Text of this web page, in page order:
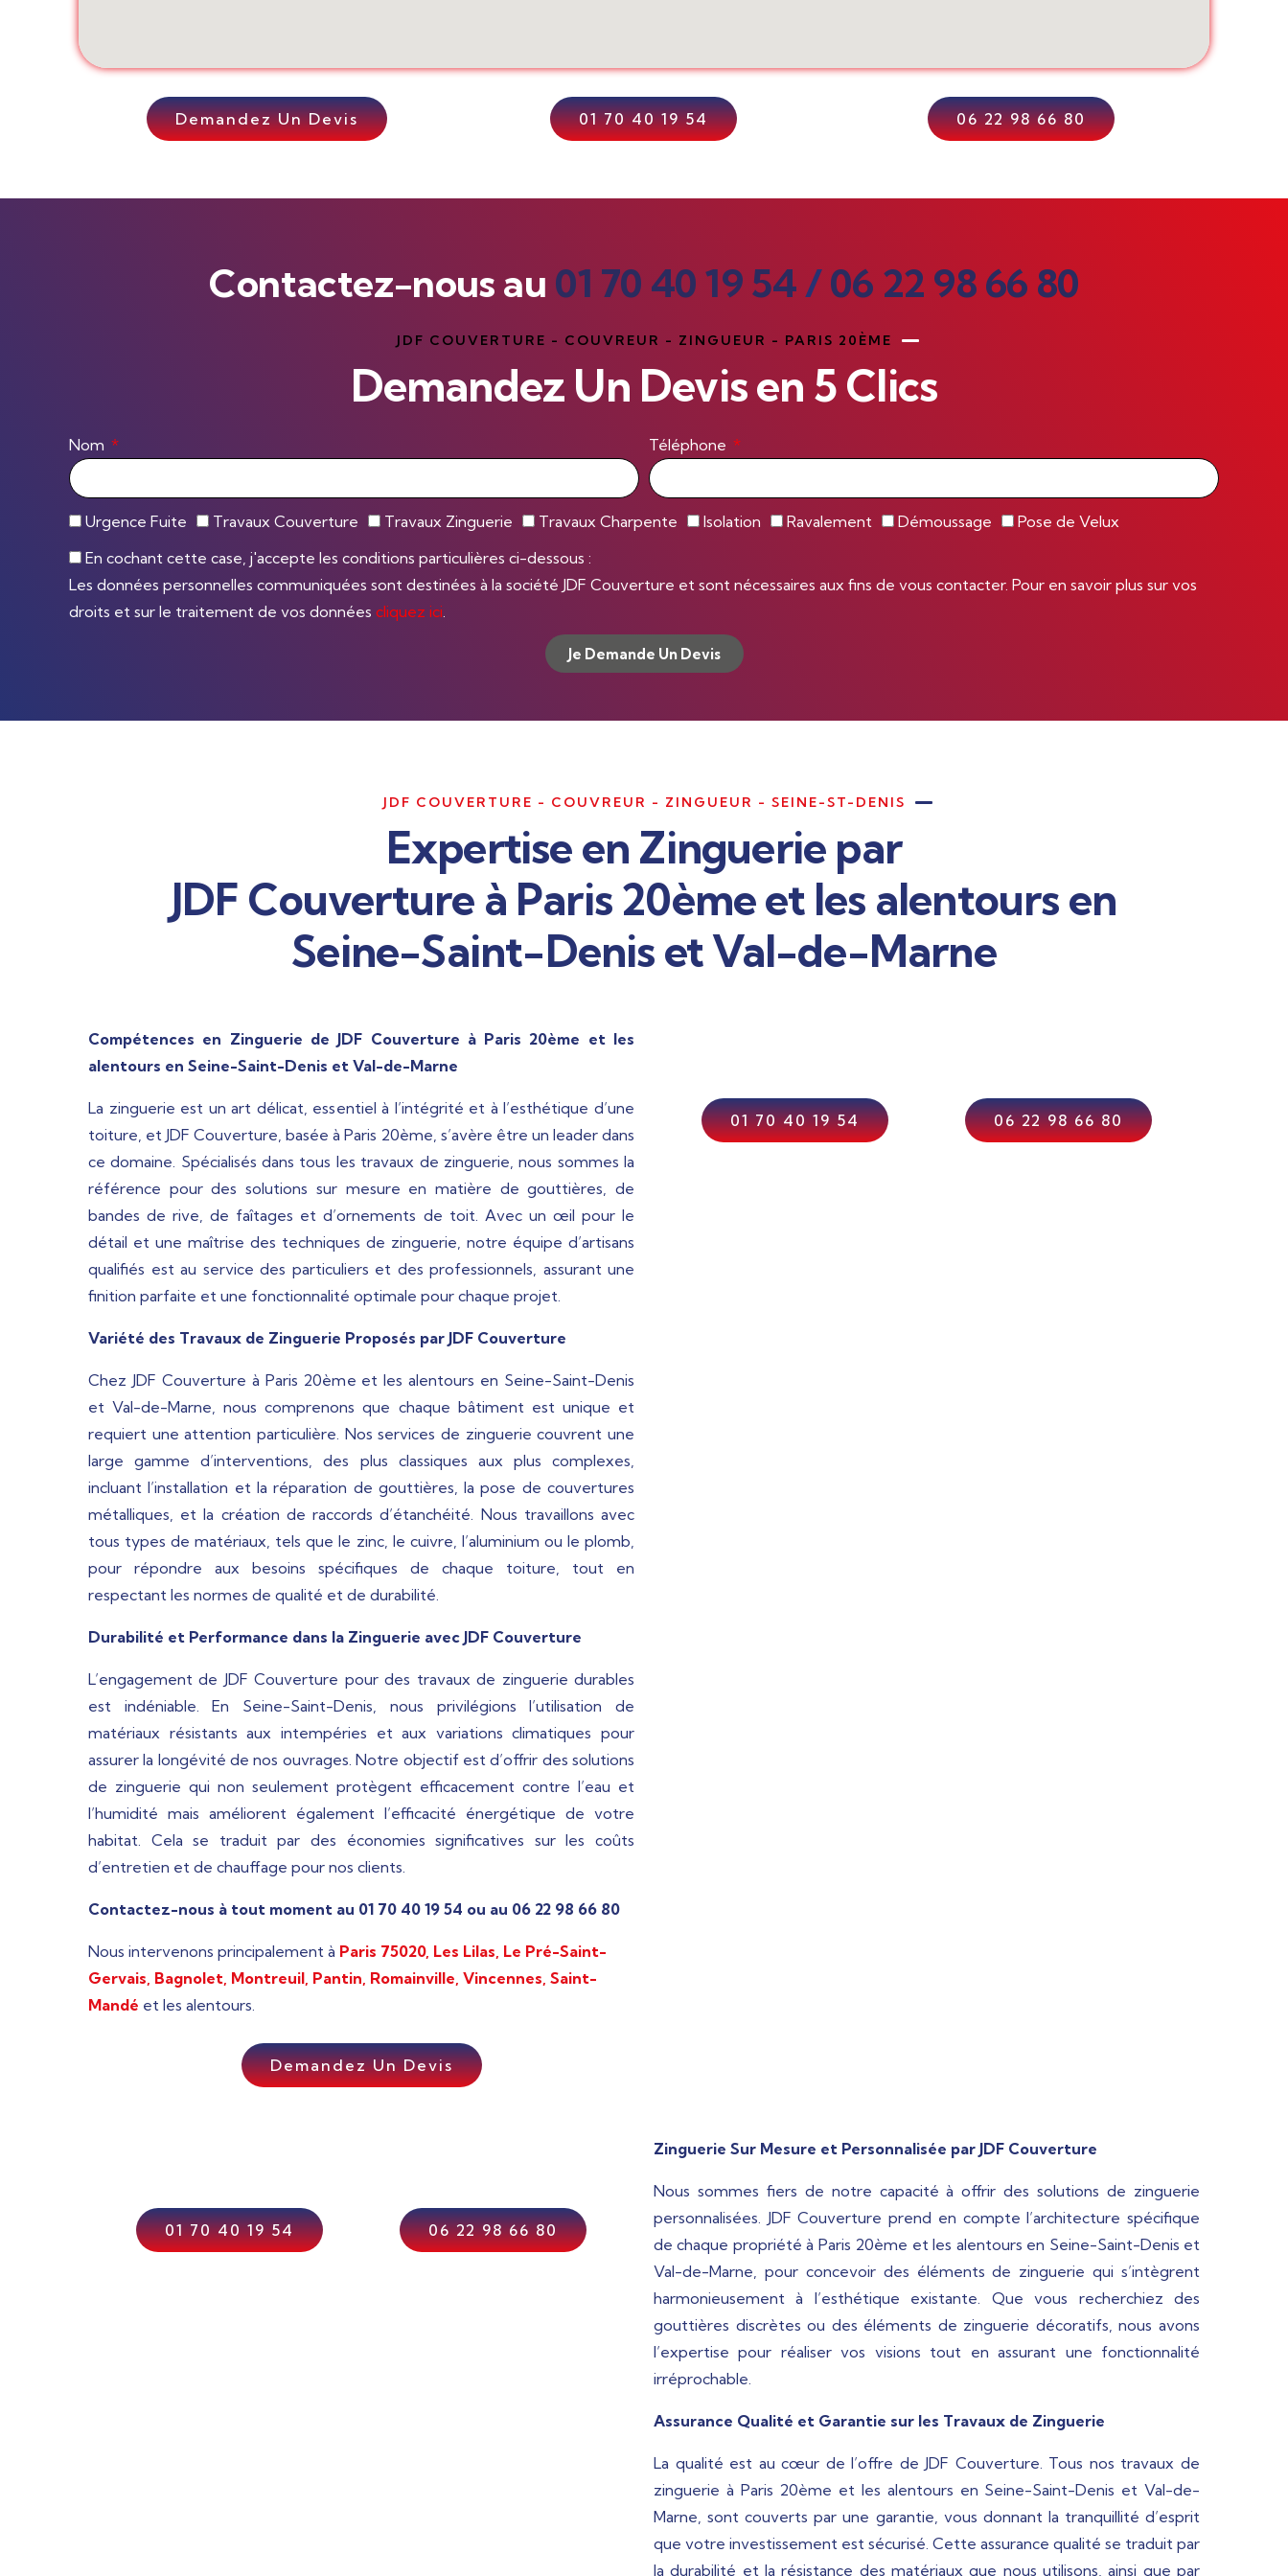
Demandez Un Devis 01 70 40 19 54 06 22 98 66 80
Contactez-nous au 01 70 40 19 54/06 22 98 66 80
JDF COUVERTURE - COUVREUR - ZINGUEUR - PARIS 20ÈME
Demandez Un Devis en 5 Clics
Nom Téléphone
Urgence Fuite Travaux Couverture Travaux Zinguerie Travaux Charpente Isolation Ravalement Démoussage
Pose de Velux
En cochant cette case, j'accepte les conditions particulières ci-dessous :
Les données personnelles communiquées sont destinées à la société JDF Couverture et sont nécessaires aux fins de vous contacter. Pour en savoir plus sur vos
droits et sur le traitement de vos données cliquez ici.
Je Demande Un Devis
JDF COUVERTURE - COUVREUR - ZINGUEUR - SEINE-ST-DENIS
Expertise en Zinguerie par
JDF Couverture à Paris 20ème et les alentours en
Seine-Saint-Denis et Val-de-Marne
Compétences en Zinguerie de JDF Couverture à Paris 20ème et les
alentours en Seine-Saint-Denis et Val-de-Marne
La zinguerie est un art délicat, essentiel à l’intégrité et à l’esthétique d’une
toiture, et JDF Couverture, basée à Paris 20ème, s’avère être un leader dans
ce domaine. Spécialisés dans tous les travaux de zinguerie, nous sommes la
référence pour des solutions sur mesure en matière de gouttières, de
bandes de rive, de faîtages et d’ornements de toit. Avec un œil pour le
détail et une maîtrise des techniques de zinguerie, notre équipe d’artisans
qualifiés est au service des particuliers et des professionnels, assurant une
finition parfaite et une fonctionnalité optimale pour chaque projet.
Variété des Travaux de Zinguerie Proposés par JDF Couverture
Chez JDF Couverture à Paris 20ème et les alentours en Seine-Saint-Denis
et Val-de-Marne, nous comprenons que chaque bâtiment est unique et
requiert une attention particulière. Nos services de zinguerie couvrent une
large gamme d’interventions, des plus classiques aux plus complexes,
incluant l’installation et la réparation de gouttières, la pose de couvertures
métalliques, et la création de raccords d’étanchéité. Nous travaillons avec
tous types de matériaux, tels que le zinc, le cuivre, l’aluminium ou le plomb,
pour répondre aux besoins spécifiques de chaque toiture, tout en
respectant les normes de qualité et de durabilité.
Durabilité et Performance dans la Zinguerie avec JDF Couverture
L’engagement de JDF Couverture pour des travaux de zinguerie durables
est indéniable. En Seine-Saint-Denis, nous privilégions l’utilisation de
matériaux résistants aux intempéries et aux variations climatiques pour
assurer la longévité de nos ouvrages. Notre objectif est d’offrir des solutions
de zinguerie qui non seulement protègent efficacement contre l’eau et
l’humidité mais améliorent également l’efficacité énergétique de votre
habitat. Cela se traduit par des économies significatives sur les coûts
d’entretien et de chauffage pour nos clients.
Contactez-nous à tout moment au 01 70 40 19 54 ou au 06 22 98 66 80
Nous intervenons principalement à Paris 75020, Les Lilas, Le Pré-Saint-
Gervais, Bagnolet, Montreuil, Pantin, Romainville, Vincennes, Saint-
Mandé et les alentours.
Demandez Un Devis
01 70 40 19 54 06 22 98 66 80
01 70 40 19 54 06 22 98 66 80
Zinguerie Sur Mesure et Personnalisée par JDF Couverture
Nous sommes fiers de notre capacité à offrir des solutions de zinguerie
personnalisées. JDF Couverture prend en compte l’architecture spécifique
de chaque propriété à Paris 20ème et les alentours en Seine-Saint-Denis et
Val-de-Marne, pour concevoir des éléments de zinguerie qui s’intègrent
harmonieusement à l’esthétique existante. Que vous recherchiez des
gouttières discrètes ou des éléments de zinguerie décoratifs, nous avons
l’expertise pour réaliser vos visions tout en assurant une fonctionnalité
irréprochable.
Assurance Qualité et Garantie sur les Travaux de Zinguerie
La qualité est au cœur de l’offre de JDF Couverture. Tous nos travaux de
zinguerie à Paris 20ème et les alentours en Seine-Saint-Denis et Val-de-
Marne, sont couverts par une garantie, vous donnant la tranquillité d’esprit
que votre investissement est sécurisé. Cette assurance qualité se traduit par
la durabilité et la résistance des matériaux que nous utilisons, ainsi que par